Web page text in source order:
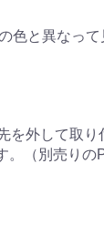
色と異なって
外して取り
。（別売り